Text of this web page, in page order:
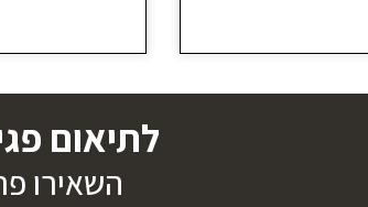
לתיאום
השאירו